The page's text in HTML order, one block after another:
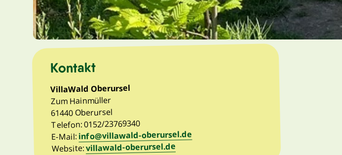
Kontakt
VillaWald Oberursel
Zum Hainmüller
61440 Oberursel
Telefon: 0152/23769340
E-Mail: info@villawald-oberursel.de
Website:villawald-oberursel.de